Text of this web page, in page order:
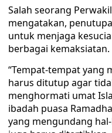
Salah seorang
mengatakan,
untuk menjaga
berbagai kemaksiatan.
“Tempat-tempat yang
harus ditutup agar
menghormati umat
ibadah puasa
yang mengundang